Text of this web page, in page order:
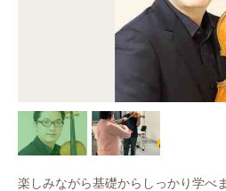
楽しみながら基礎からしっかり学べ